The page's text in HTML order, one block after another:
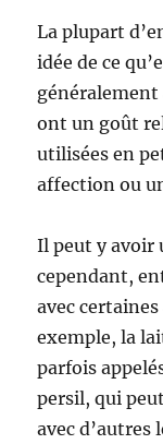
La plupart
idée de ce
généralement
ont un goût
utilisées en
affection ou
Il peut y avoir
cependant,
avec
exemple, la
parfois
persil, qui
avec d’autres